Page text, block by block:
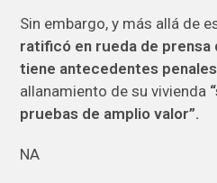
Sin embargo, y más allá de
ratificó en rueda de prensa
tiene antecedentes
allanamiento de su vivienda
pruebas de amplio valor”.
NA